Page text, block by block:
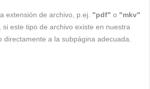
extensión de archivo, p.ej. "pdf" o "mkv"
este tipo de archivo existe en nuestra
directamente a la subpágina adecuada.